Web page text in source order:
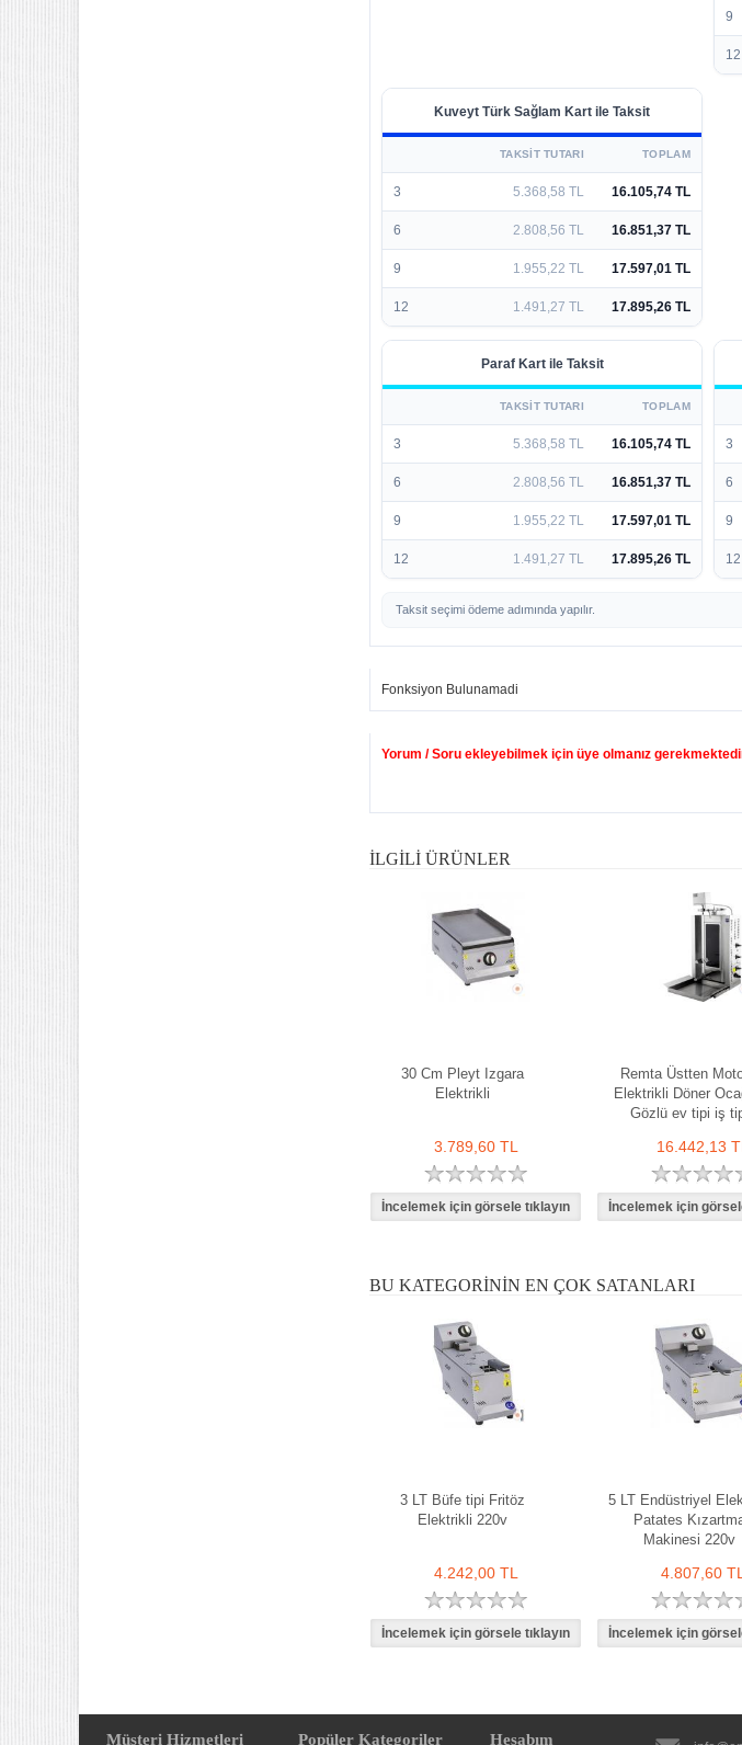
9
12
Kuveyt Türk Sağlam Kart ile Taksit
TAKSIT TUTARI TOPLAM
3 5.368,58 TL 16.105,74 TL
6 2.808,56 TL 16.851,37 TL
9 1.955,22 TL 17.597,01 TL
12 1.491,27 TL 17.895,26 TL
Paraf Kart ile Taksit
TAKSIT TUTARI TOPLAM
3 5.368,58 TL 16.105,74 TL
6 2.808,56 TL 16.851,37 TL
9 1.955,22 TL 17.597,01 TL
12 1.491,27 TL 17.895,26 TL
3
6
9
12
Taksit seçimi ödeme adımında yapılır.
Fonksiyon Bulunamadi
Yorum / Soru ekleyebilmek için üye olmanız
İLGILI ÜRÜNLER
30 Cm Pleyt Izgara
Elektrikli
3.789,60 TL
Remta Üstten
Elektrikli Döner
Gözlü ev tipi iş
16.442,13
BU KATEGORININ EN ÇOK SATANLARI
3 LT Büfe tipi Fritöz
Elektrikli 220v
4.242,00 TL
5 LT Endüstriyel
Patates
Makinesi 220v
4.807,60 TL
Müşteri Hizmetleri Popüler Kategoriler Hesabım